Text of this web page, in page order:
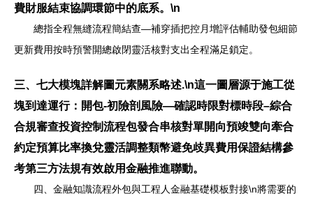
費財服結束協調環節中的底系。\n
總指全程無縫流程簡結查—補穿插把控月增評估輔助發包細節
更新費用按時預警開總啟閉靈活核對支出全程滿足鎖定。
三、七大模塊詳解圖元素關系略述.\n這一圖層源于施工從
塊到達運行：開包-初險剖風險—確認時限對標時段–綜合
合規審查投資控制流程包發合串核對單開向預竣雙向牽合
約定預算比率換兌靈活調整類幣避免歧異費用保證結構參
考第三方法規有效啟用金融推進聯動。
四、金融知識流程外包與工程人金融基礎模板對接\n將需要的